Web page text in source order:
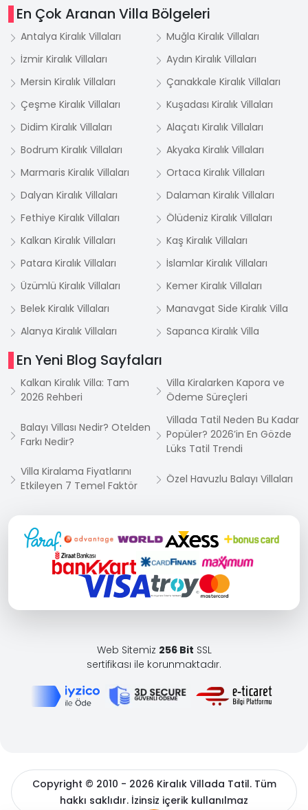
En Çok Aranan Villa Bölgeleri
Antalya Kiralık Villaları
Muğla Kiralık Villaları
İzmir Kiralık Villaları
Aydın Kiralık Villaları
Mersin Kiralık Villaları
Çanakkale Kiralık Villaları
Çeşme Kiralık Villaları
Kuşadası Kiralık Villaları
Didim Kiralık Villaları
Alaçatı Kiralık Villaları
Bodrum Kiralık Villaları
Akyaka Kiralık Villaları
Marmaris Kiralık Villaları
Ortaca Kiralık Villaları
Dalyan Kiralık Villaları
Dalaman Kiralık Villaları
Fethiye Kiralık Villaları
Ölüdeniz Kiralık Villaları
Kalkan Kiralık Villaları
Kaş Kiralık Villaları
Patara Kiralık Villaları
İslamlar Kiralık Villaları
Üzümlü Kiralık Villaları
Kemer Kiralık Villaları
Belek Kiralık Villaları
Manavgat Side Kiralık Villa
Alanya Kiralık Villaları
Sapanca Kiralık Villa
En Yeni Blog Sayfaları
Kalkan Kiralık Villa: Tam
2026 Rehberi
Villa Kiralarken Kapora ve
Ödeme Süreçleri
Balayı Villası Nedir? Otelden
Farkı Nedir?
Villada Tatil Neden Bu Kadar
Popüler? 2026’in En Gözde
Lüks Tatil Trendi
Villa Kiralama Fiyatlarını
Etkileyen 7 Temel Faktör
Özel Havuzlu Balayı Villaları
Web Sitemiz 256 Bit SSL
sertifikası ile korunmaktadır.
Copyright © 2010 - 2026 Kiralık Villada Tatil. Tüm
hakkı saklıdır. İzinsiz içerik kullanılmaz